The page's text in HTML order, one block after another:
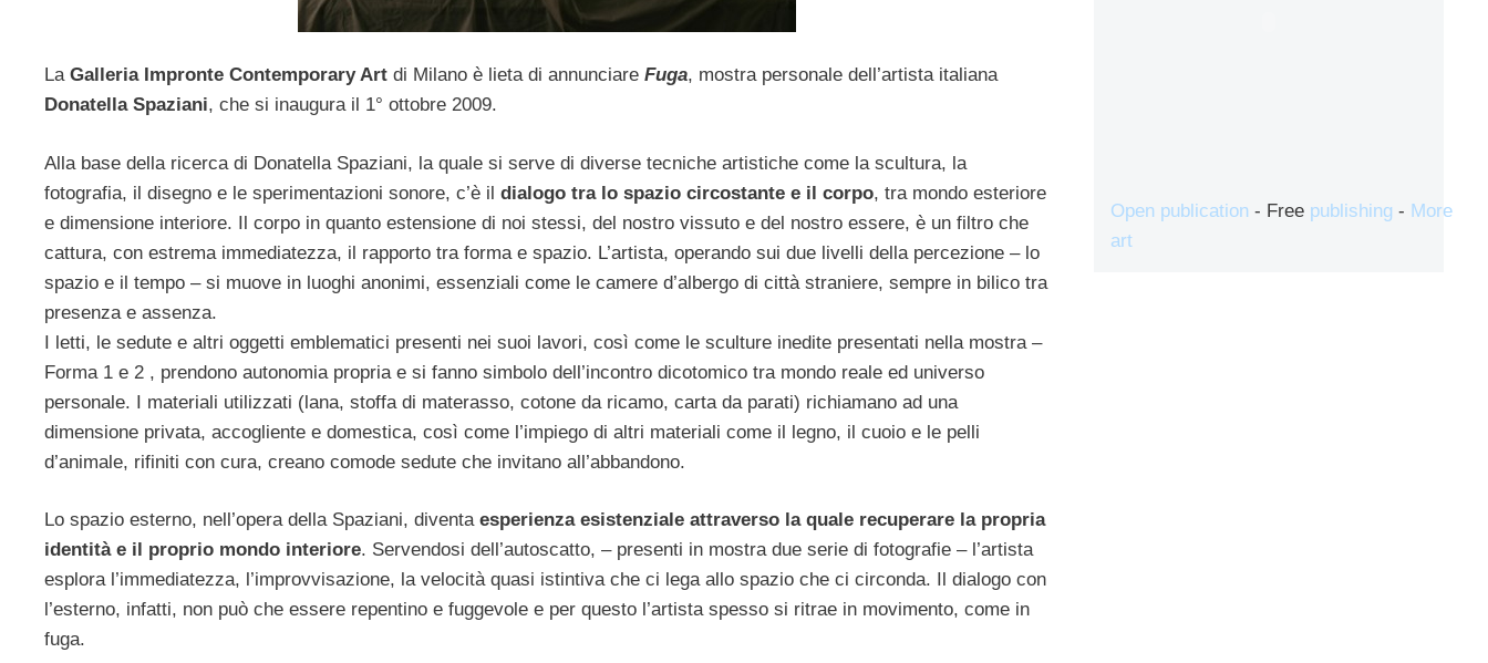
La Galleria Impronte Contemporary Art di Milano è lieta di annunciare Fuga, mostra personale dell’artista italiana
Donatella Spaziani, che si inaugura il 1° ottobre 2009.
Alla base della ricerca di Donatella Spaziani, la quale si serve di diverse tecniche artistiche come la scultura, la
fotografia, il disegno e le sperimentazioni sonore, c’è il dialogo tra lo spazio circostante e il corpo, tra mondo esteriore
e dimensione interiore. Il corpo in quanto estensione di noi stessi, del nostro vissuto e del nostro essere, è un filtro che
cattura, con estrema immediatezza, il rapporto tra forma e spazio. L’artista, operando sui due livelli della percezione – lo
spazio e il tempo – si muove in luoghi anonimi, essenziali come le camere d’albergo di città straniere, sempre in bilico tra
presenza e assenza.
I letti, le sedute e altri oggetti emblematici presenti nei suoi lavori, così come le sculture inedite presentati nella mostra –
Forma 1 e 2 , prendono autonomia propria e si fanno simbolo dell’incontro dicotomico tra mondo reale ed universo
personale. I materiali utilizzati (lana, stoffa di materasso, cotone da ricamo, carta da parati) richiamano ad una
dimensione privata, accogliente e domestica, così come l’impiego di altri materiali come il legno, il cuoio e le pelli
d’animale, rifiniti con cura, creano comode sedute che invitano all’abbandono.
Lo spazio esterno, nell’opera della Spaziani, diventa esperienza esistenziale attraverso la quale recuperare la propria
identità e il proprio mondo interiore. Servendosi dell’autoscatto, – presenti in mostra due serie di fotografie – l’artista
esplora l’immediatezza, l’improvvisazione, la velocità quasi istintiva che ci lega allo spazio che ci circonda. Il dialogo con
l’esterno, infatti, non può che essere repentino e fuggevole e per questo l’artista spesso si ritrae in movimento, come in
fuga.
Open publication - Free publishing - More
art